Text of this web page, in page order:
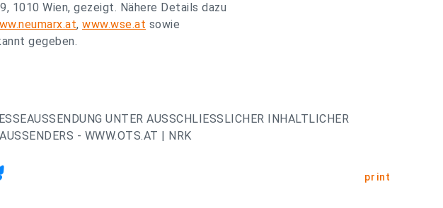
1010 Wien, gezeigt. Nähere Details dazu
, www.wse.at sowie
gegeben.
UNTER AUSSCHLIESSLICHER INHALTLICHER
- WWW.OTS.AT | NRK
print